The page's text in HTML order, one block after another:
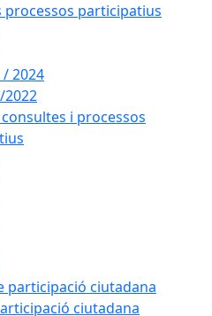
processos participatius
/ 2024
2022
i processos
participació ciutadana
ciutadana